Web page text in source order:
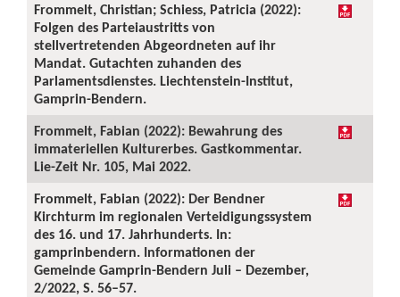
Frommelt, Christian; Schiess, Patricia (2022):
Folgen des Parteiaustritts von
stellvertretenden Abgeordneten auf ihr
Mandat. Gutachten zuhanden des
Parlamentsdienstes. Liechtenstein-Institut,
Gamprin-Bendern.
Frommelt, Fabian (2022): Bewahrung des
immateriellen Kulturerbes. Gastkommentar.
Lie-Zeit Nr. 105, Mai 2022.
Frommelt, Fabian (2022): Der Bendner
Kirchturm im regionalen Verteidigungssystem
des 16. und 17. Jahrhunderts. In:
gamprinbendern. Informationen der
Gemeinde Gamprin-Bendern Juli – Dezember,
2/2022, S. 56–57.